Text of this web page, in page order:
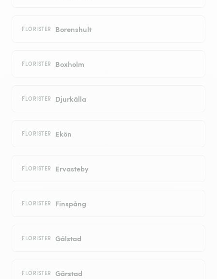
FLORISTER Borenshult
FLORISTER Boxholm
FLORISTER Djurkälla
FLORISTER Ekön
FLORISTER Ervasteby
FLORISTER Finspång
FLORISTER Gålstad
FLORISTER Gärstad